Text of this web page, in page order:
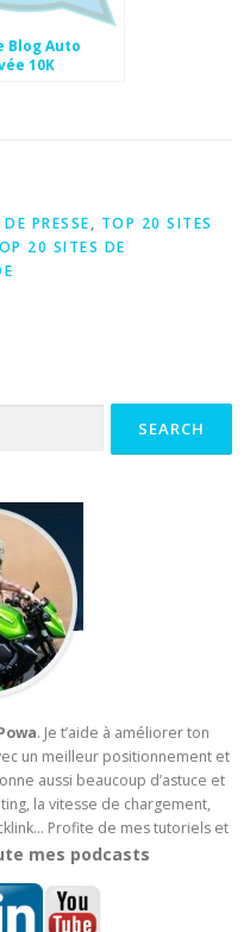
Blog Auto
10K
PRESSE, TOP 20 SITES
20 SITES DE
. Je t’aide à améliorer ton
un meilleur positionnement et
aussi beaucoup d’astuce et
la vitesse de chargement,
Profite de mes tutoriels et
mes podcasts